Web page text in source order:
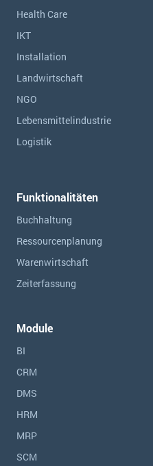
Health Care
IKT
Installation
Landwirtschaft
NGO
Lebensmittelindustrie
Logistik
Funktionalitäten
Buchhaltung
Ressourcen­planung
Warenwirtschaft
Zeiterfassung
Module
BI
CRM
DMS
HRM
MRP
SCM